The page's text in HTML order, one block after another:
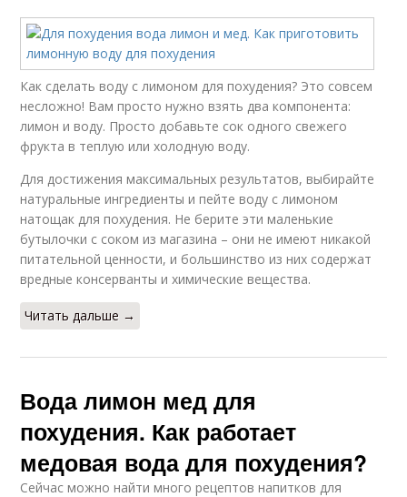
Как сделать воду с лимоном для похудения? Это совсем
несложно! Вам просто нужно взять два компонента:
лимон и воду. Просто добавьте сок одного свежего
фрукта в теплую или холодную воду.
Для достижения максимальных результатов, выбирайте
натуральные ингредиенты и пейте воду с лимоном
натощак для похудения. Не берите эти маленькие
бутылочки с соком из магазина – они не имеют никакой
питательной ценности, и большинство из них содержат
вредные консерванты и химические вещества.
Читать дальше →
Вода лимон мед для
похудения. Как работает
медовая вода для похудения?
Сейчас можно найти много рецептов напитков для